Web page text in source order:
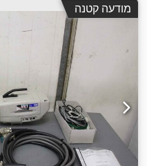
מודעה קטנה